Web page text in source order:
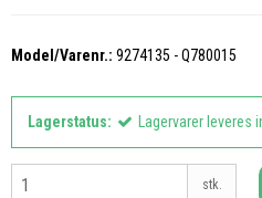
Model/Varenr.: 9274135 - Q780015
Lagerstatus: Lagervarer leveres
stk.